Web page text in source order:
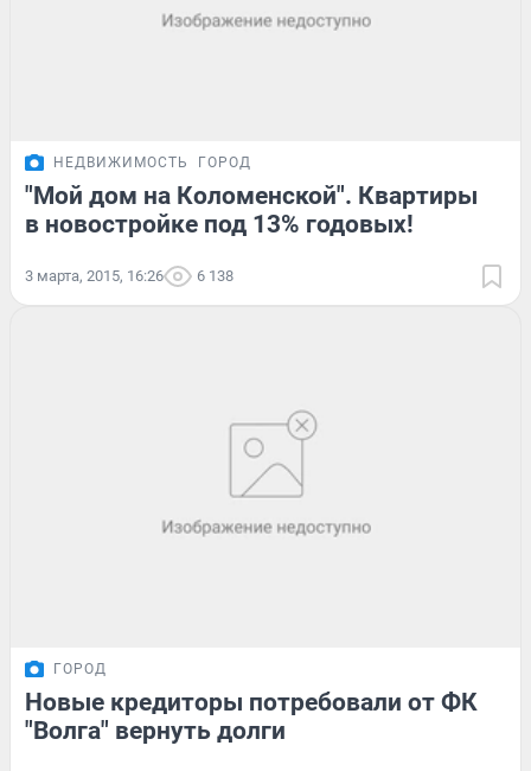
НЕДВИЖИМОСТЬ ГОРОД
"Мой дом на Коломенской". Квартиры
в новостройке под 13% годовых!
3 марта, 2015, 16:26 6 138
ГОРОД
Новые кредиторы потребовали от ФК
"Волга" вернуть долги